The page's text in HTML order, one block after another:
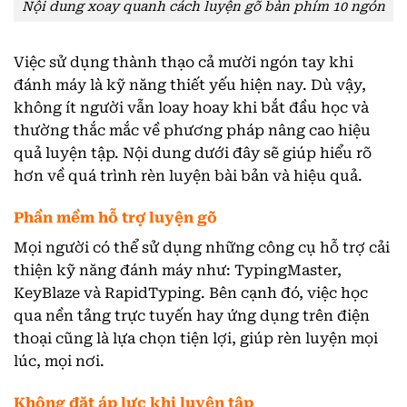
Nội dung xoay quanh cách luyện gõ bàn phím 10 ngón
Việc sử dụng thành thạo cả mười ngón tay khi
đánh máy là kỹ năng thiết yếu hiện nay. Dù vậy,
không ít người vẫn loay hoay khi bắt đầu học và
thường thắc mắc về phương pháp nâng cao hiệu
quả luyện tập. Nội dung dưới đây sẽ giúp hiểu rõ
hơn về quá trình rèn luyện bài bản và hiệu quả.
Phần mềm hỗ trợ luyện gõ
Mọi người có thể sử dụng những công cụ hỗ trợ cải
thiện kỹ năng đánh máy như: TypingMaster,
KeyBlaze và RapidTyping. Bên cạnh đó, việc học
qua nền tảng trực tuyến hay ứng dụng trên điện
thoại cũng là lựa chọn tiện lợi, giúp rèn luyện mọi
lúc, mọi nơi.
Không đặt áp lực khi luyện tập